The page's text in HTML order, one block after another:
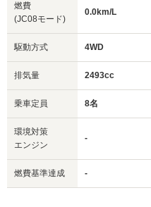
燃費
(JC08モード)
0.0km/L
駆動方式 4WD
排気量 2493cc
乗車定員 8名
環境対策
エンジン
-
燃費基準達成 -